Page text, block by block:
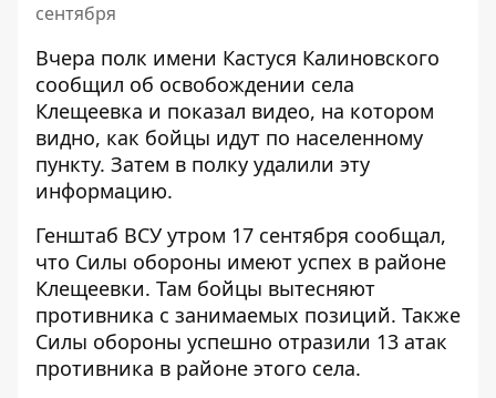
сентября
Вчера полк имени Кастуся Калиновского
сообщил об освобождении села
Клещеевка и показал видео, на котором
видно, как бойцы идут по населенному
пункту. Затем в полку удалили эту
информацию.
Генштаб ВСУ утром 17 сентября сообщал,
что Силы обороны имеют успех в районе
Клещеевки. Там бойцы вытесняют
противника с занимаемых позиций. Также
Силы обороны успешно отразили 13 атак
противника в районе этого села.